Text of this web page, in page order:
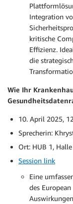
Integration
kritische
Effizienz.
die
Wie Ihr
10. April 2025,
Sprecherin:
Ort: HUB 1,
Session link
Eine
des